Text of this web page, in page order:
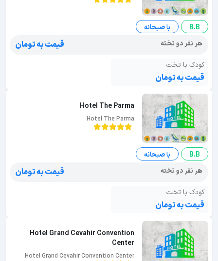
B.B
با صبحانه
هر نفر دو تخته
قیمت به تومان
کودک با تخت
قیمت به تومان
Hotel The Parma
Hotel The Parma
B.B
با صبحانه
هر نفر دو تخته
قیمت به تومان
کودک با تخت
قیمت به تومان
Hotel Grand Cevahir Convention
Center
Hotel Grand Cevahir Convention Center